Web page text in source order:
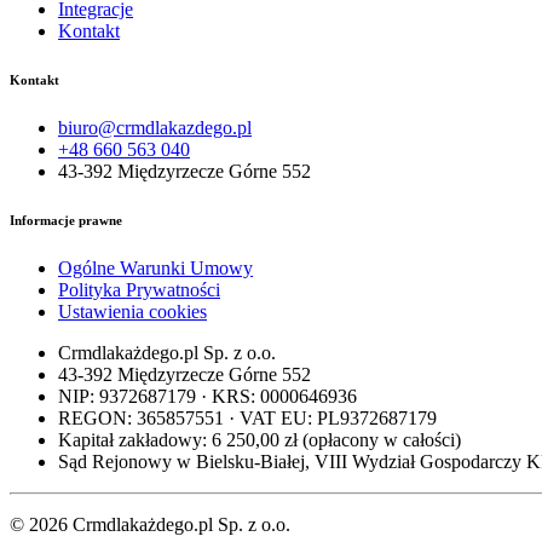
Integracje
Kontakt
Kontakt
biuro@crmdlakazdego.pl
+48 660 563 040
43-392 Międzyrzecze Górne 552
Informacje prawne
Ogólne Warunki Umowy
Polityka Prywatności
Ustawienia cookies
Crmdlakażdego.pl Sp. z o.o.
43-392 Międzyrzecze Górne 552
NIP: 9372687179 · KRS: 0000646936
REGON: 365857551 · VAT EU: PL9372687179
Kapitał zakładowy: 6 250,00 zł (opłacony w całości)
Sąd Rejonowy w Bielsku-Białej, VIII Wydział Gospodarczy
© 2026 Crmdlakażdego.pl Sp. z o.o.